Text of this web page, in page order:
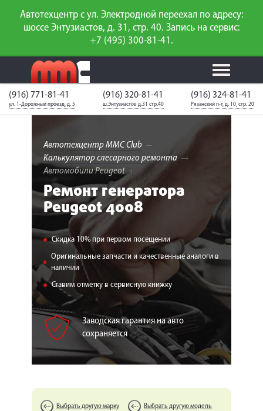
Автотехцентр с ул. Электродной переехал по адресу:
шоссе Энтузиастов, д. 31, стр. 40. Запись на сервис:
+7 (495) 300-81-41.
Калькулятор
ТО
Каталог
запчастей
Калькулятор
слесарного
ремонта
Вход для
ГАРАНТИИ
О СЕРВИСЕ
АКЦИИ
УСЛУГИ
КОРП.КЛИЕНТАМ
ЦЕНЫ
ЗАПЧАСТИ
ОТЗЫВЫ
КОНТАКТЫ
ЗАПИСЬ НА СЕРВИС
(916) 771-81-41
ул. 1-Дорожный проезд, д. 5
(916) 320-81-41
ш.Энтузиастов д.31 стр.40
(916) 324-81-41
Рязанский п-т, д. 10, стр. 20
Автотехцентр MMC Club
Калькулятор слесарного ремонта
Автомобили Peugeot
Ремонт генератора
Peugeot 4008
Скидка 10% при первом посещении
Оригинальные запчасти и качественные аналоги в
наличии
Ставим отметку в сервисную книжку
Заводская гарантия на авто
сохраняется
Выбрать другую марку Выбрать другую модель